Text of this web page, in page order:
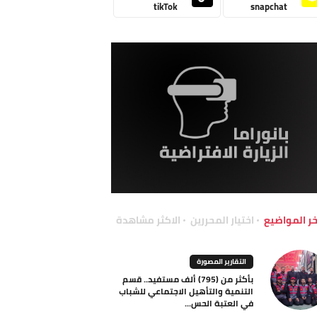
snapchat
tikTok
المواضيع اختيار المحررين الاكثر مشاهدة
التقارير المصورة
بأكثر من (795) ألف مستفيد.. قسم
التنمية والتأهيل الاجتماعي للشباب
في العتبة الحس...